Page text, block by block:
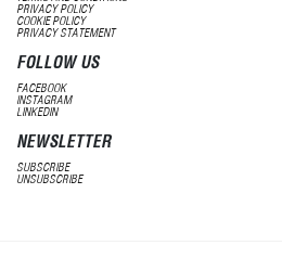
PRIVACY POLICY
COOKIE POLICY
PRIVACY STATEMENT
FOLLOW US
FACEBOOK
INSTAGRAM
LINKEDIN
NEWSLETTER
SUBSCRIBE
UNSUBSCRIBE